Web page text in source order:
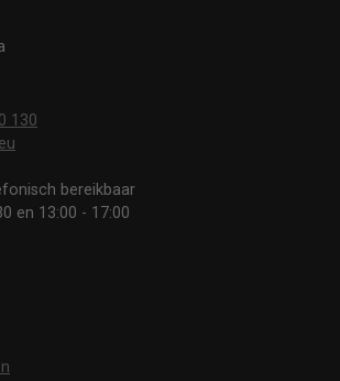
130
bereikbaar
en 13:00 - 17:00